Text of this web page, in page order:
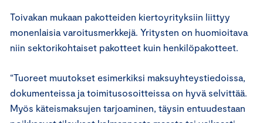
Toivakan mukaan pakotteiden kiertoyrityksiin liittyy
monenlaisia varoitusmerkkejä. Yritysten on huomioitava
niin sektorikohtaiset pakotteet kuin henkilöpakotteet.
“Tuoreet muutokset esimerkiksi maksuyhteystiedoissa,
dokumenteissa ja toimitusosoitteissa on hyvä selvittää.
Myös käteismaksujen tarjoaminen, täysin entuudestaan